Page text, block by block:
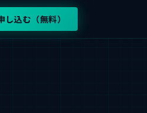
込む（無料）